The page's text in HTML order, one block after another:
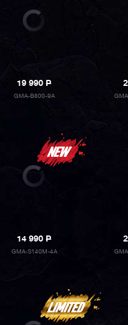
19 990P
GMA-B800-9A
14 990P
GMA-S140M-4A